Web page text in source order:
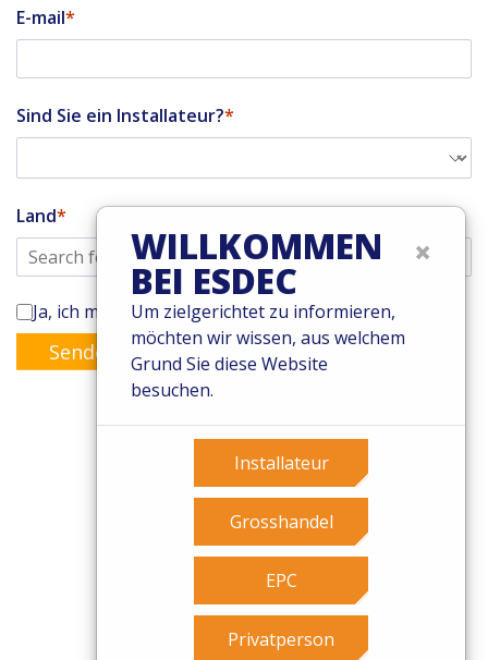
E-mail
Sind Sie ein Installateur?
Land
Ja, ich möchte den Enstall-Newsletter abonnieren
Senden
© 2026 Esdec. Alle Rechte vorbehalten
Geschäftsbedingungen
Garantiebedingungen
Governance
Cookies
Privacy Policy
×
WILLKOMMEN
BEI ESDEC
Um zielgerichtet zu informieren,
möchten wir wissen, aus welchem
Grund Sie diese Website
besuchen.
Installateur
Grosshandel
EPC
Privatperson